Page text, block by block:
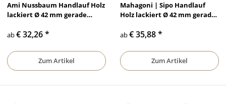
Ami Nussbaum Handlauf Holz
lackiert Ø 42 mm gerade
ab€ 32,26*
Zum Artikel
Mahagoni | Sipo Handlauf
Holz lackiert Ø 42 mm gerade
ab€ 35,88*
Zum Artikel